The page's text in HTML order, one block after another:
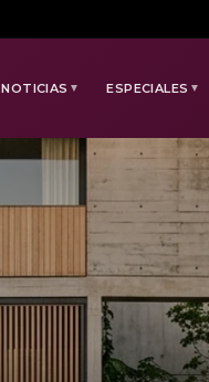
NOTICIAS ▼ ESPECIALES ▼